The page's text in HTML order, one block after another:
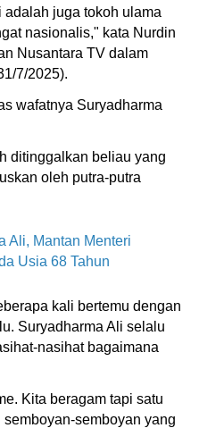
juga tokoh ulama
nasionalis," kata Nurdin
Nusantara TV dalam
7/2025).
wafatnya Suryadharma
ditinggalkan beliau yang
oleh putra-putra
Ali, Mantan Menteri
Usia 68 Tahun
kali bertemu dengan
Suryadharma Ali selalu
nasihat bagaimana
Kita beragam tapi satu
semboyan yang